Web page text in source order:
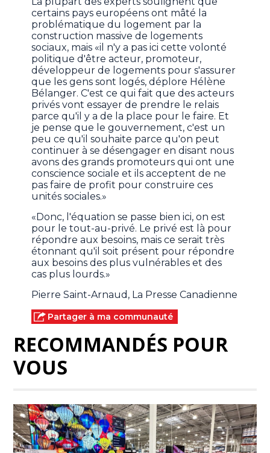
certains pays européens ont mâté la
problématique du logement par la
construction massive de logements
sociaux, mais «il n'y a pas ici cette volonté
politique d'être acteur, promoteur,
développeur de logements pour s'assurer
que les gens sont logés, déplore Hélène
Bélanger. C'est ce qui fait que des acteurs
privés vont essayer de prendre le relais
parce qu'il y a de la place pour le faire. Et
je pense que le gouvernement, c'est un
peu ce qu'il souhaite parce qu'on peut
continuer à se désengager en disant nous
avons des grands promoteurs qui ont une
conscience sociale et ils acceptent de ne
pas faire de profit pour construire ces
unités sociales.»
«Donc, l'équation se passe bien ici, on est
pour le tout-au-privé. Le privé est là pour
répondre aux besoins, mais ce serait très
étonnant qu'il soit présent pour répondre
aux besoins des plus vulnérables et des
cas plus lourds.»
Pierre Saint-Arnaud, La Presse Canadienne
Partager à ma communauté
RECOMMANDÉS POUR
VOUS